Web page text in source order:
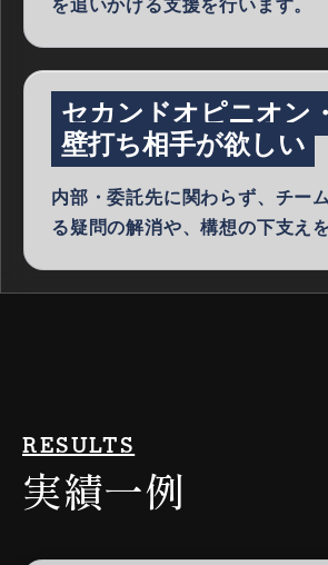
を追いかける支援を行います。
セカンドオピニオン・
壁打ち相手が欲しい
内部・委託先に関わらず、チー
る疑問の解消や、構想の下支え
RESULTS
実績一例